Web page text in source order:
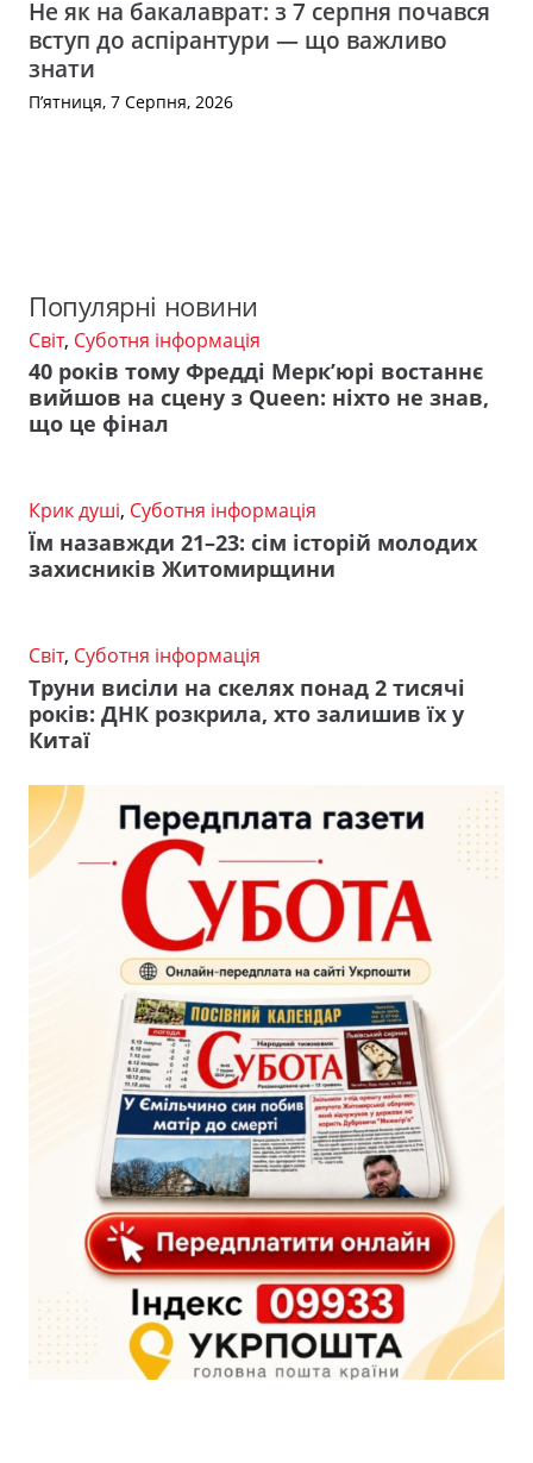
Не як на бакалаврат: з 7 серпня почався
вступ до аспірантури — що важливо
знати
П’ятниця, 7 Серпня, 2026
Популярні новини
Світ, Суботня інформація
40 років тому Фредді Мерк’юрі востаннє
вийшов на сцену з Queen: ніхто не знав,
що це фінал
Крик душі, Суботня інформація
Їм назавжди 21–23: сім історій молодих
захисників Житомирщини
Світ, Суботня інформація
Труни висіли на скелях понад 2 тисячі
років: ДНК розкрила, хто залишив їх у
Китаї